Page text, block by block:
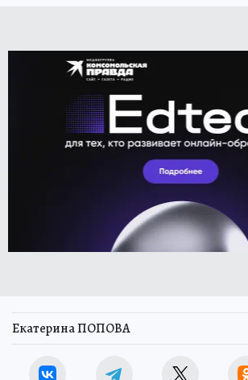
Екатерина ПОПОВА